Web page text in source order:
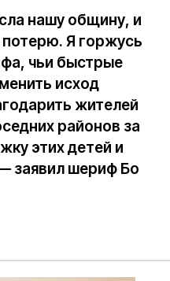
нашу общину, и
Я горжусь
чьи быстрые
исход
жителей
районов за
этих детей и
заявил шериф Бо